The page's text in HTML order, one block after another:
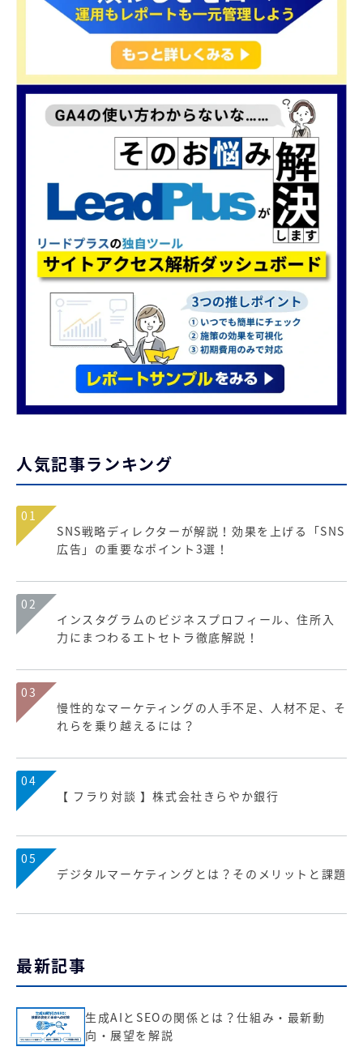
人気記事ランキング
01
SNS戦略ディレクターが解説！効果を上げる「SNS
広告」の重要なポイント3選！
02
インスタグラムのビジネスプロフィール、住所入
力にまつわるエトセトラ徹底解説！
03
慢性的なマーケティングの人手不足、人材不足、そ
れらを乗り越えるには？
04
【 フラり対談 】株式会社きらやか銀行
05
デジタルマーケティングとは？そのメリットと課題
最新記事
生成AIとSEOの関係とは？仕組み・最新動
向・展望を解説